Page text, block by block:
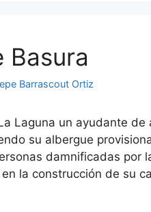
Basura
Barrascout Ortiz
Laguna un ayudante
su albergue
damnificadas por
la construcción de su